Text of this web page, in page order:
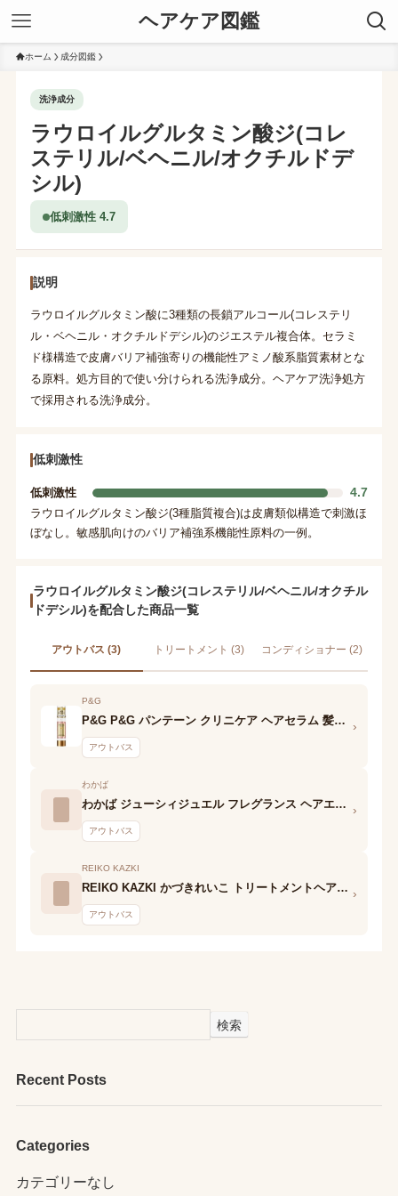
ヘアケア図鑑
ホーム 成分図鑑
洗浄成分
ラウロイルグルタミン酸ジ(コレ
ステリル/ベヘニル/オクチルドデ
シル)
低刺激性 4.7
説明
ラウロイルグルタミン酸に3種類の長鎖アルコール(コレステリ
ル・ベヘニル・オクチルドデシル)のジエステル複合体。セラミ
ド様構造で皮膚バリア補強寄りの機能性アミノ酸系脂質素材とな
る原料。処方目的で使い分けられる洗浄成分。ヘアケア洗浄処方
で採用される洗浄成分。
低刺激性
低刺激性 4.7
ラウロイルグルタミン酸ジ(3種脂質複合)は皮膚類似構造で刺激ほ
ぼなし。敏感肌向けのバリア補強系機能性原料の一例。
ラウロイルグルタミン酸ジ(コレステリル/ベヘニル/オクチル
ドデシル)を配合した商品一覧
アウトバス (3) トリートメント (3) コンディショナー (2)
P&G
P&G P&G パンテーン クリニケア ヘアセラム 髪のうねり・くせ用
アウトバス
›
わかば
わかば ジューシィジュエル フレグランス ヘアエッセンス
アウトバス
›
REIKO KAZKI
REIKO KAZKI かづきれいこ トリートメントヘアオイル グレープフルーツの香り
アウトバス
›
検索
Recent Posts
Categories
カテゴリーなし